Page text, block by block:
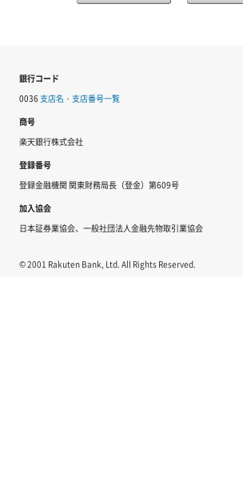
銀行コード
0036 支店名・支店番号一覧
商号
楽天銀行株式会社
登録番号
登録金融機関 関東財務局長（登金）第609号
加入協会
日本証券業協会、一般社団法人金融先物取引業協会
© 2001 Rakuten Bank, Ltd. All Rights Reserved.